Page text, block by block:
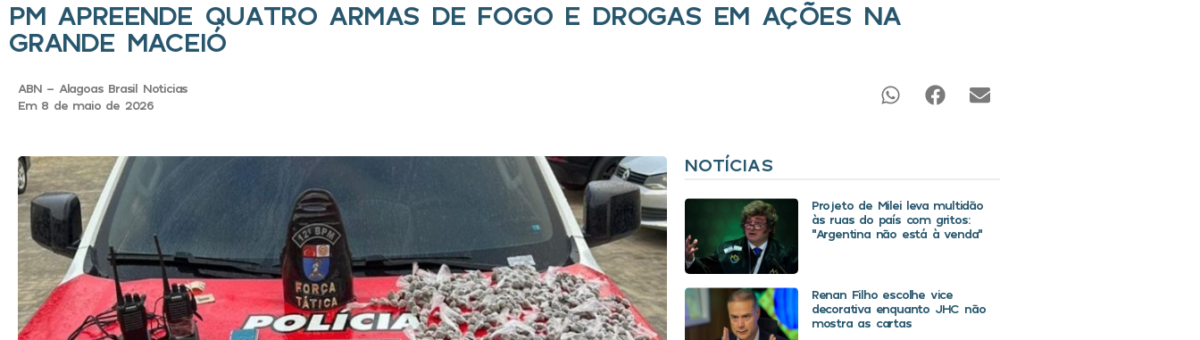
PM APREENDE QUATRO ARMAS DE FOGO E DROGAS EM AÇÕES NA
GRANDE MACEIÓ
ABN - Alagoas Brasil Noticias
Em 8 de maio de 2026
NOTÍCIAS
Projeto de Milei leva multidão
às ruas do país com gritos:
“Argentina não está à venda”
Renan Filho escolhe vice
decorativa enquanto JHC não
mostra as cartas